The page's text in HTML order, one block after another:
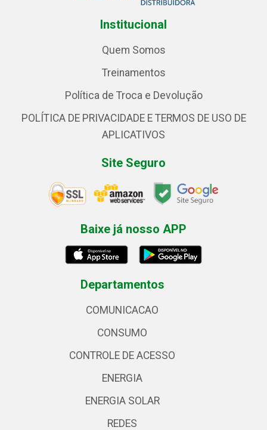
Institucional
Quem Somos
Treinamentos
Política de Troca e Devolução
POLÍTICA DE PRIVACIDADE E TERMOS DE USO DE
APLICATIVOS
Site Seguro
Baixe já nosso APP
Departamentos
COMUNICACAO
CONSUMO
CONTROLE DE ACESSO
ENERGIA
ENERGIA SOLAR
REDES